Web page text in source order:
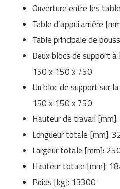
Ouverture entre les
Table d’appui arrière
Table principale de
Deux blocs de support
150 x 150 x 750
Un bloc de support sur
150 x 150 x 750
Hauteur de travail
Longueur totale [mm]:
Largeur totale [mm]:
Hauteur totale [mm]:
Poids [kg]: 13300